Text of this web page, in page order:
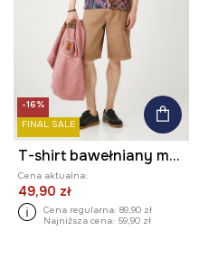
-16%
FINAL SALE
T-shirt bawełniany męski wzorzysty kolor multicolor
Cena aktualna:
49,90 zł
Cena regularna: 89,90 zł
Najniższa cena: 59,90 zł